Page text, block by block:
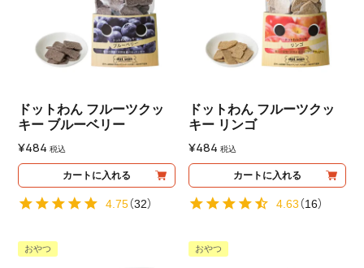
ドットわん フルーツクッ
キー ブルーベリー
¥484 税込
カートに入れる
4.75（32）
ドットわん フルーツクッ
キー リンゴ
¥484 税込
カートに入れる
4.63（16）
おやつ おやつ